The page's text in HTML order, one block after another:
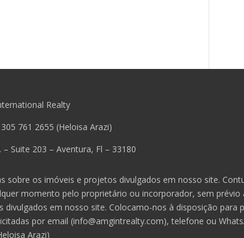
Realty
761 2655 (Heloisa Arazi)
Suite 203 – Aventura, Fl – 33180
sobre os imóveis e projetos divulgados em nosso site.
momento pelo proprietário ou incorporador, sem
em nosso site. Colocamo-nos à disposição para
por email (info@amgintrealty.com), telefone ou
Arazi)